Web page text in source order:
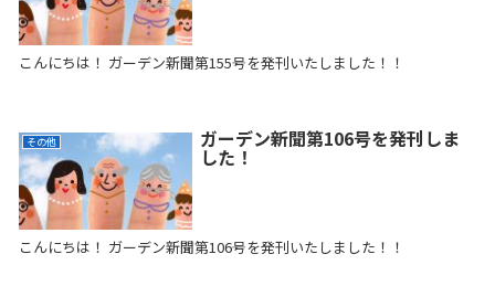
こんにちは！ ガーデン新聞第155号を発刊いたしました！！
その他 ガーデン新聞第106号を発刊しま
した！
こんにちは！ ガーデン新聞第106号を発刊いたしました！！